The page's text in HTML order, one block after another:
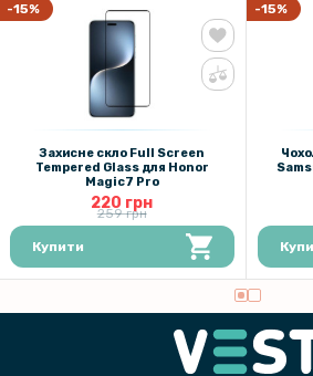
-15%
Захисне скло Full Screen
Tempered Glass для Honor
Magic7 Pro
220 грн
259 грн
Купити
-15%